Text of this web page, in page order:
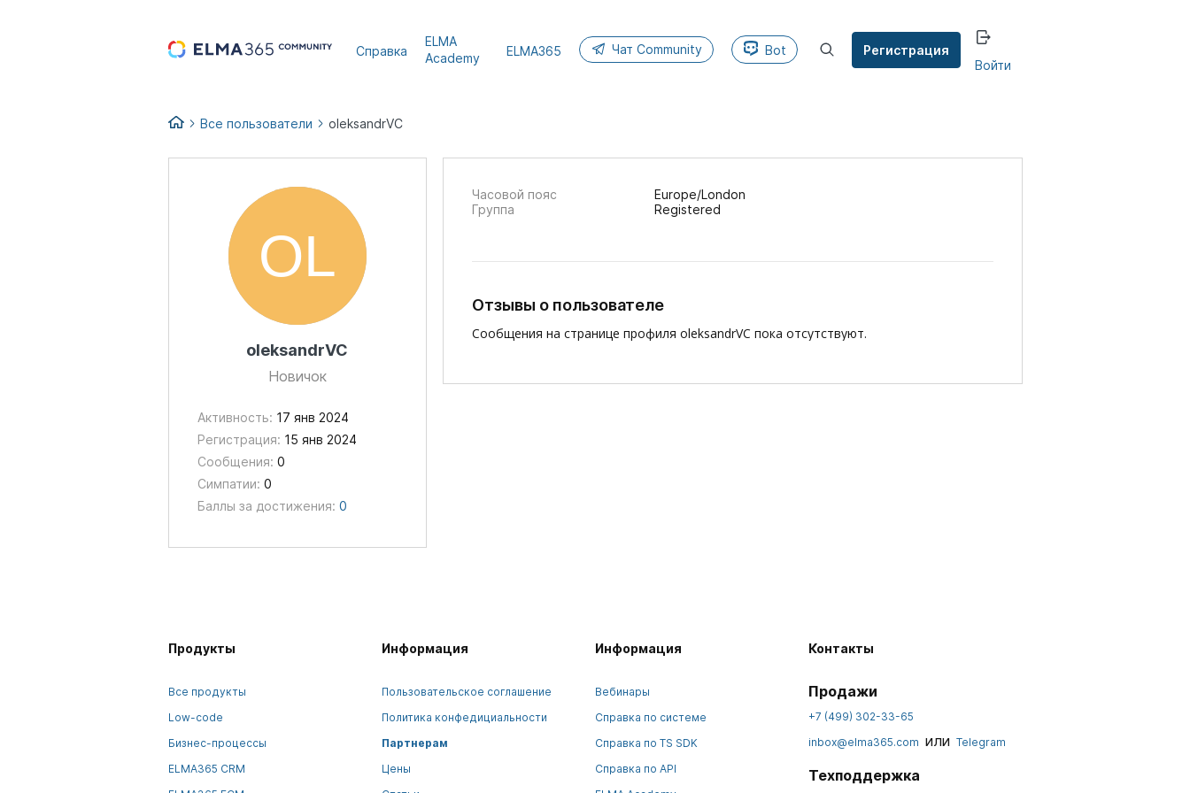
Справка
ELMA
Academy
ELMA365 Чат Community Bot
Регистрация
Войти
Все пользователи oleksandrVC
oleksandrVC
Новичок
Активность: 17 янв 2024
Регистрация: 15 янв 2024
Сообщения: 0
Симпатии: 0
Баллы за достижения: 0
Часовой пояс
Europe/London
Группа
Registered
Отзывы о пользователе
Сообщения на странице профиля oleksandrVC пока отсутствуют.
Продукты
Все продукты
Low-code
Бизнес-процессы
ELMA365 CRM
Информация
Пользовательское соглашение
Политика конфедициальности
Партнерам
Цены
Информация
Вебинары
Справка по системе
Справка по TS SDK
Справка по API
Контакты
Продажи
+7 (499) 302-33-65
inbox@elma365.com или Telegram
Техподдержка